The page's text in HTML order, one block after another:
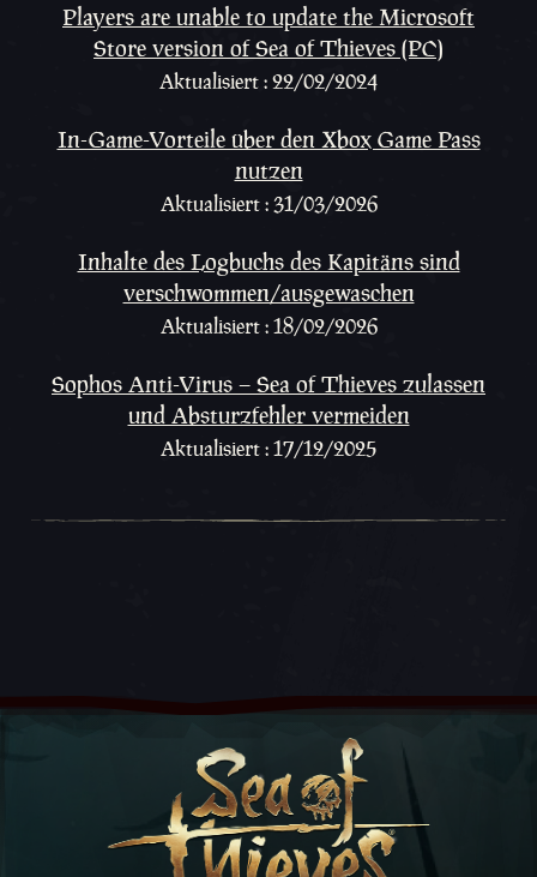
Players are unable to update the Microsoft
Store version of Sea of Thieves (PC)
Aktualisiert : 22/02/2024
In-Game-Vorteile über den Xbox Game Pass
nutzen
Aktualisiert : 31/03/2026
Inhalte des Logbuchs des Kapitäns sind
verschwommen/ausgewaschen
Aktualisiert : 18/02/2026
Sophos Anti-Virus – Sea of Thieves zulassen
und Absturzfehler vermeiden
Aktualisiert : 17/12/2025